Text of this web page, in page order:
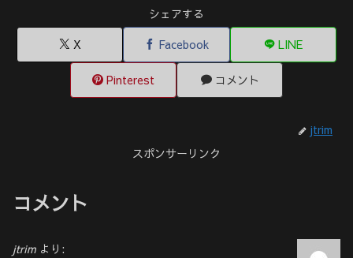
シェアする
X
Facebook LINE
Pinterest コメント
jtrim
スポンサーリンク
コメント
jtrim より: